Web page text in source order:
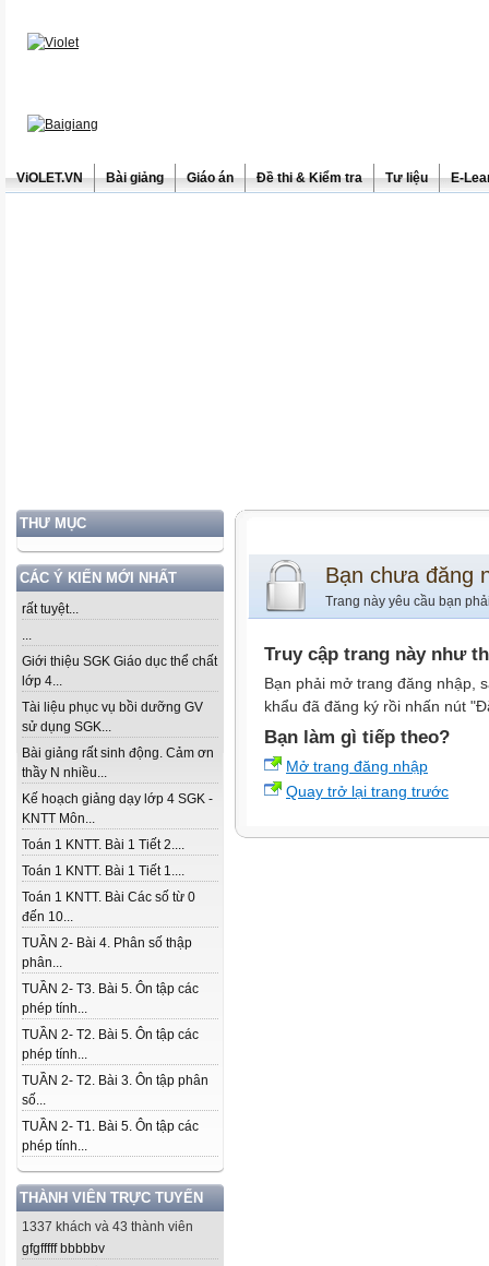
ViOLET.VN Bài giảng Giáo án Đề thi & Kiểm tra Tư liệu E-
THƯ MỤC
CÁC Ý KIẾN MỚI NHẤT
rất tuyệt...
...
Giới thiệu SGK Giáo dục thể chất
lớp 4...
Tài liệu phục vụ bồi dưỡng GV
sử dụng SGK...
Bài giảng rất sinh động. Cảm ơn
thầy N nhiều...
Kế hoạch giảng dạy lớp 4 SGK -
KNTT Môn...
Toán 1 KNTT. Bài 1 Tiết 2....
Toán 1 KNTT. Bài 1 Tiết 1....
Toán 1 KNTT. Bài Các số từ 0
đến 10...
TUẦN 2- Bài 4. Phân số thập
phân...
TUẦN 2- T3. Bài 5. Ôn tập các
phép tính...
TUẦN 2- T2. Bài 5. Ôn tập các
phép tính...
TUẦN 2- T2. Bài 3. Ôn tập phân
số...
TUẦN 2- T1. Bài 5. Ôn tập các
phép tính...
THÀNH VIÊN TRỰC TUYẾN
1337 khách và 43 thành viên
gfgfffff bbbbbv
Bạn chưa đăng
Trang này yêu cầu bạn
Truy cập trang này như
Bạn phải mở trang đăng nhập,
khẩu đã đăng ký rồi nhấn nút
Bạn làm gì tiếp theo?
Mở trang đăng nhập
Quay trở lại trang trước